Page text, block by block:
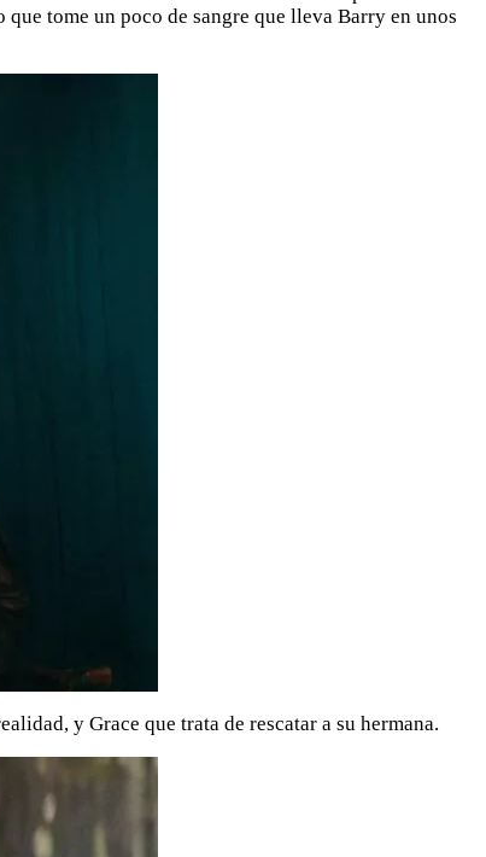
tome un poco de sangre que lleva Barry en unos
y Grace que trata de rescatar a su hermana.